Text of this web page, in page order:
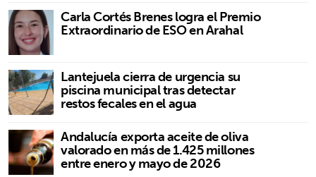
Carla Cortés Brenes logra el Premio
Extraordinario de ESO en Arahal
Lantejuela cierra de urgencia su
piscina municipal tras detectar
restos fecales en el agua
Andalucía exporta aceite de oliva
valorado en más de 1.425 millones
entre enero y mayo de 2026